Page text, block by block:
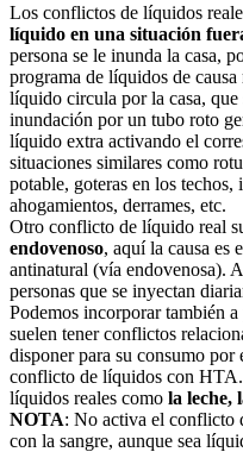
Los conflictos de líquidos
líquido en una situación
persona se le inunda la casa,
programa de líquidos de
líquido circula por la casa, que
inundación por un tubo roto
líquido extra activando el
situaciones similares como
potable, goteras en los techos,
ahogamientos, derrames, etc.
Otro conflicto de líquido real
endovenoso, aquí la causa es
antinatural (vía endovenosa).
personas que se inyectan
Podemos incorporar también
suelen tener conflictos
disponer para su consumo
conflicto de líquidos con
líquidos reales como la leche,
NOTA: No activa el conflicto
con la sangre, aunque sea